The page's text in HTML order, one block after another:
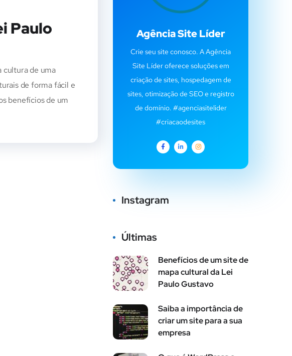
Paulo
cultura de uma
de forma fácil e
benefícios de um
Agência Site Líder
Crie seu site conosco. A Agência
Site Líder oferece soluções em
criação de sites, hospedagem de
sites, otimização de SEO e registro
de domínio. #agenciasitelider
#criacaodesites
Instagram
Últimas
Benefícios de um site de
mapa cultural da Lei
Paulo Gustavo
Saiba a importância de
criar um site para a sua
empresa